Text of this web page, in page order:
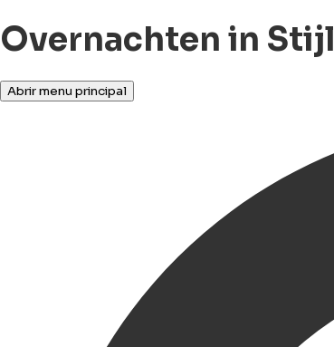
Overnachten in Stijl
Abrir menu principal